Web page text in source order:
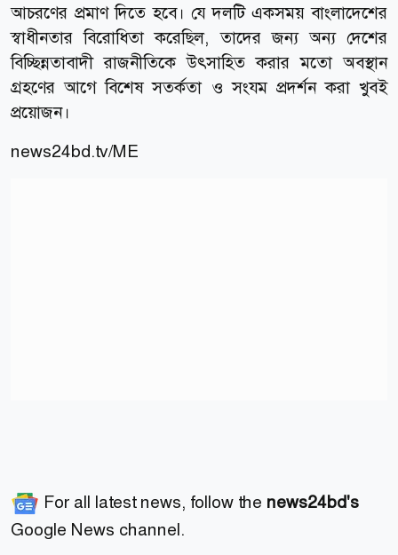
আচরণের প্রমাণ দিতে হবে। যে দলটি একসময় বাংলাদেশের
স্বাধীনতার বিরোধিতা করেছিল, তাদের জন্য অন্য দেশের
বিচ্ছিন্নতাবাদী রাজনীতিকে উৎসাহিত করার মতো অবস্থান
গ্রহণের আগে বিশেষ সতর্কতা ও সংযম প্রদর্শন করা খুবই
প্রয়োজন।
news24bd.tv/ME
For all latest news, follow the news24bd's
Google News channel.